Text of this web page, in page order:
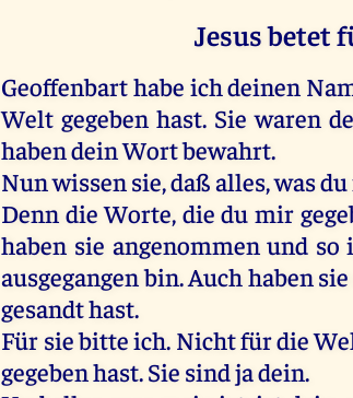
Jesus betet
Geoffenbart habe ich deinen
Welt gegeben hast. Sie waren
haben dein Wort bewahrt.
Nun wissen sie, daß alles, was
Denn die Worte, die du mir
haben sie angenommen und
ausgegangen bin. Auch haben
gesandt hast.
Für sie bitte ich. Nicht für die
gegeben hast. Sie sind ja dein.